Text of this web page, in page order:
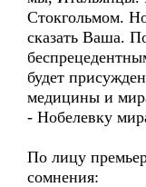
Стокгольмом.
сказать Ваша.
будет
медицины и
- Нобелевку
По лицу
сомнения: